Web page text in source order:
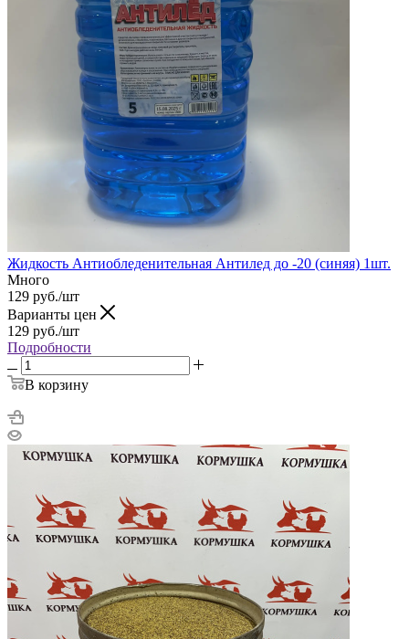
Жидкость Антиобледенительная Антилед до -20 (синяя) 1шт.
Много
129 руб./шт
Варианты цен
129 руб./шт
Подробности
В корзину